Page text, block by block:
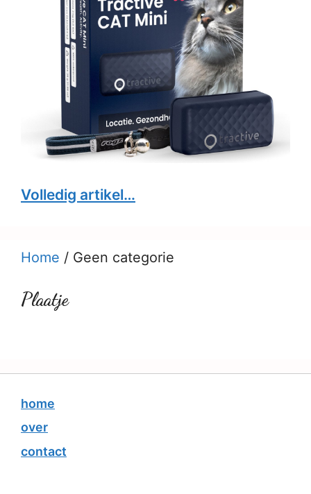
Volledig artikel…
Home / Geen categorie
Plaatje
home
over
contact